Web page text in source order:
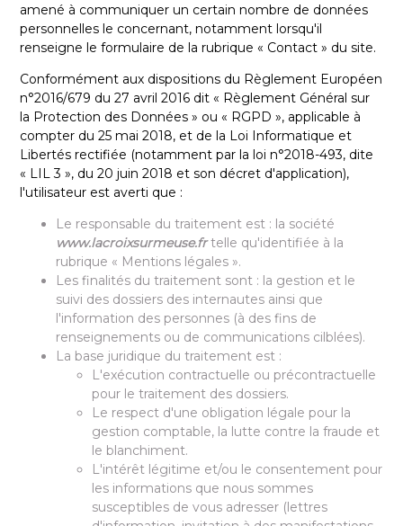
amené à communiquer un certain nombre de données
personnelles le concernant, notamment lorsqu'il
renseigne le formulaire de la rubrique « Contact » du site.
Conformément aux dispositions du Règlement Européen
n°2016/679 du 27 avril 2016 dit « Règlement Général sur
la Protection des Données » ou « RGPD », applicable à
compter du 25 mai 2018, et de la Loi Informatique et
Libertés rectifiée (notamment par la loi n°2018-493, dite
« LIL 3 », du 20 juin 2018 et son décret d'application),
l'utilisateur est averti que :
Le responsable du traitement est : la société
www.lacroixsurmeuse.frtelle qu'identifiée à la
rubrique « Mentions légales ».
Les finalités du traitement sont : la gestion et le
suivi des dossiers des internautes ainsi que
l'information des personnes (à des fins de
renseignements ou de communications cilblées).
La base juridique du traitement est :
L'exécution contractuelle ou précontractuelle
pour le traitement des dossiers.
Le respect d'une obligation légale pour la
gestion comptable, la lutte contre la fraude et
le blanchiment.
L'intérêt légitime et/ou le consentement pour
les informations que nous sommes
susceptibles de vous adresser (lettres